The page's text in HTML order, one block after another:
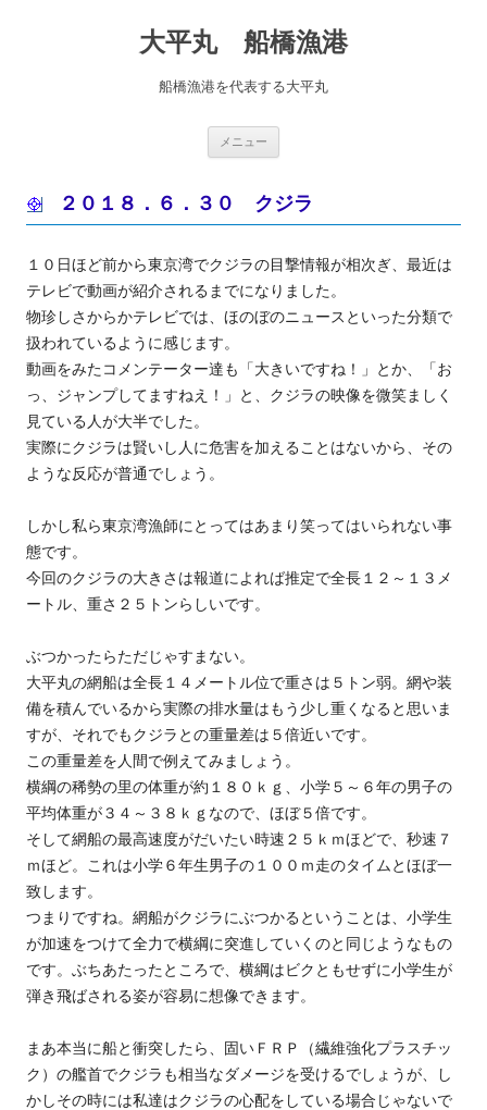
大平丸 船橋漁港
船橋漁港を代表する大平丸
メニュー
２０１８．６．３０ クジラ
１０日ほど前から東京湾でクジラの目撃情報が相次ぎ、最近は
テレビで動画が紹介されるまでになりました。
物珍しさからかテレビでは、ほのぼのニュースといった分類で
扱われているように感じます。
動画をみたコメンテーター達も「大きいですね！」とか、「お
っ、ジャンプしてますねえ！」と、クジラの映像を微笑ましく
見ている人が大半でした。
実際にクジラは賢いし人に危害を加えることはないから、その
ような反応が普通でしょう。
しかし私ら東京湾漁師にとってはあまり笑ってはいられない事
態です。
今回のクジラの大きさは報道によれば推定で全長１２～１３メ
ートル、重さ２５トンらしいです。
ぶつかったらただじゃすまない。
大平丸の網船は全長１４メートル位で重さは５トン弱。網や装
備を積んでいるから実際の排水量はもう少し重くなると思いま
すが、それでもクジラとの重量差は５倍近いです。
この重量差を人間で例えてみましょう。
横綱の稀勢の里の体重が約１８０ｋｇ、小学５～６年の男子の
平均体重が３４～３８ｋｇなので、ほぼ５倍です。
そして網船の最高速度がだいたい時速２５ｋｍほどで、秒速７
ｍほど。これは小学６年生男子の１００ｍ走のタイムとほぼ一
致します。
つまりですね。網船がクジラにぶつかるということは、小学生
が加速をつけて全力で横綱に突進していくのと同じようなもの
です。ぶちあたったところで、横綱はビクともせずに小学生が
弾き飛ばされる姿が容易に想像できます。
まあ本当に船と衝突したら、固いＦＲＰ（繊維強化プラスチッ
ク）の艦首でクジラも相当なダメージを受けるでしょうが、し
かしその時には私達はクジラの心配をしている場合じゃないで